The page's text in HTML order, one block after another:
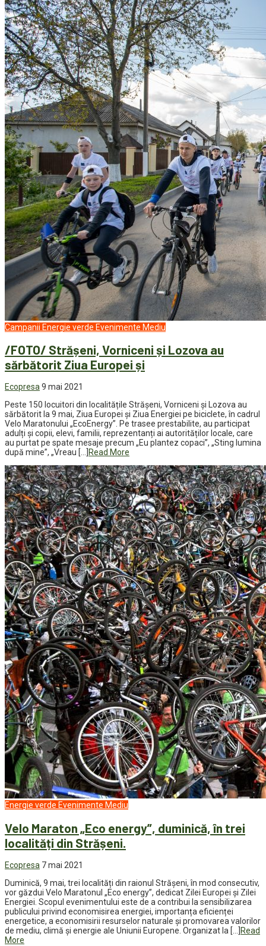
Campanii Energie verde Evenimente Mediu
/FOTO/ Strășeni, Vorniceni și Lozova au
sărbătorit Ziua Europei și
Ecopresa9 mai 2021
Peste 150 locuitori din localitățile Strășeni, Vorniceni și Lozova au
sărbătorit la 9 mai, Ziua Europei și Ziua Energiei pe biciclete, în cadrul
Velo Maratonului „EcoEnergy”. Pe trasee prestabilite, au participat
adulți și copii, elevi, familii, reprezentanți ai autorităților locale, care
au purtat pe spate mesaje precum „Eu plantez copaci”, „Sting lumina
după mine”, „Vreau […] Read More
Energie verde Evenimente Mediu
Velo Maraton „Eco energy”, duminică, în trei
localități din Strășeni.
Ecopresa 7 mai 2021
Duminică, 9 mai, trei localități din raionul Strășeni, în mod consecutiv,
vor găzdui Velo Maratonul „Eco energy”, dedicat Zilei Europei și Zilei
Energiei. Scopul evenimentului este de a contribui la sensibilizarea
publicului privind economisirea energiei, importanța eficienței
energetice, a economisirii resurselor naturale și promovarea valorilor
de mediu, climă şi energie ale Uniunii Europene. Organizat la […] Read
More